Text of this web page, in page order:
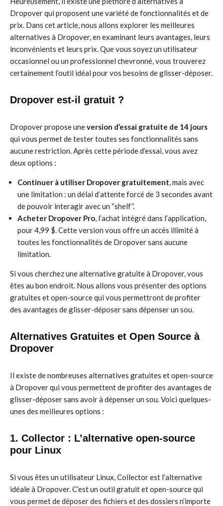
Dropover qui proposent une variété de fonctionnalités et de
prix. Dans cet article, nous allons explorer les meilleures
alternatives à Dropover, en examinant leurs avantages, leurs
inconvénients et leurs prix. Que vous soyez un utilisateur
occasionnel ou un professionnel chevronné, vous trouverez
certainement l’outil idéal pour vos besoins de glisser-déposer.
Dropover est-il gratuit ?
Dropover propose uneversion d’essai gratuite de 14 jours
qui vous permet de tester toutes ses fonctionnalités sans
aucune restriction. Après cette période d’essai, vous avez
deux options :
Continuer à utiliser Dropover gratuitement, mais avec
une limitation : un délai d’attente forcé de 3 secondes avant
de pouvoir interagir avec un “shelf”.
Acheter Dropover Pro, l’achat intégré dans l’application,
pour 4,99 $. Cette version vous offre un accès illimité à
toutes les fonctionnalités de Dropover sans aucune
limitation.
Si vous cherchez une alternative gratuite à Dropover, vous
êtes au bon endroit. Nous allons vous présenter des options
gratuites et open-source qui vous permettront de profiter
des avantages de glisser-déposer sans dépenser un sou.
Alternatives Gratuites et Open Source à
Dropover
Il existe de nombreuses alternatives gratuites et open-source
à Dropover qui vous permettent de profiter des avantages de
glisser-déposer sans avoir à dépenser un sou. Voici quelques-
unes des meilleures options :
1. Collector : L’alternative open-source
pour Linux
Si vous êtes un utilisateur Linux, Collector est l’alternative
idéale à Dropover. C’est un outil gratuit et open-source qui
vous permet de déposer des fichiers et des dossiers n’importe